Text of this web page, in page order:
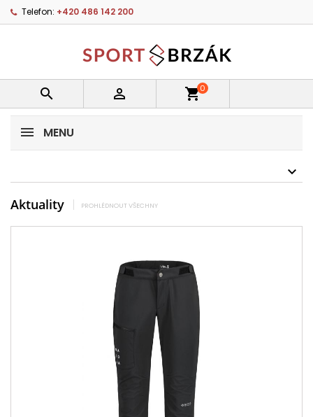
Telefon: +420 486 142 200
  shopping_cart0
MENU
Aktuality PROHLÉDNOUT VŠECHNY